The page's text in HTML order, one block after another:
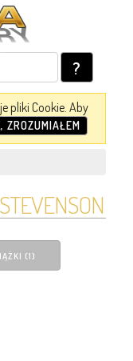
?
pliki Cookie. Aby
ZROZUMIAŁEM
(1)